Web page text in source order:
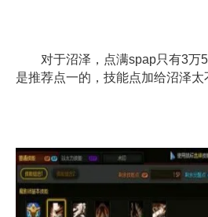
对于沼泽，点满spap只有3万5
是推荐点一的，技能点加给沼泽太